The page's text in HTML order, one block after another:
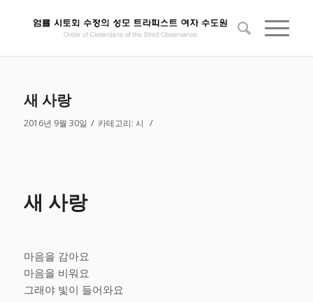
새 사랑
2016년 9월 30일 / 카테고리: 시 /
새 사랑
마음을 감아요
마음을 비워요
그래야 빛이 들어와요